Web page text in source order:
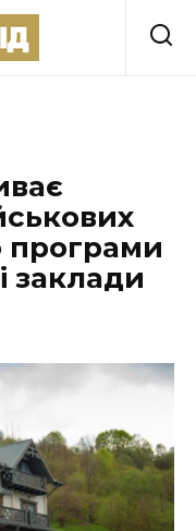
програми
заклади